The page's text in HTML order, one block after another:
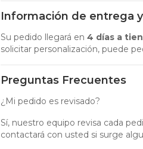
Información de entrega
Su pedido llegará en4 días a
solicitar personalización, puede
Preguntas Frecuentes
¿Mi pedido es revisado?
Sí, nuestro equipo revisa cada
contactará con usted si surge